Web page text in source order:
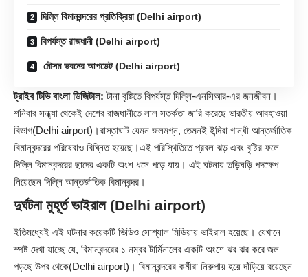
দিল্লি বিমানবন্দরের প্রতিক্রিয়া (Delhi airport)
বিপর্যস্ত রাজধানী (Delhi airport)
মৌসম ভবনের আপডেট (Delhi airport)
ট্রাইব টিভি বাংলা ডিজিটাল:টানা বৃষ্টিতে বিপর্যস্ত দিল্লি-এনসিআর-এর জনজীবন।
শনিবার সন্ধ্যা থেকেই দেশের রাজধানীতে লাল সতর্কতা জারি করেছে ভারতীয় আবহাওয়া
বিভাগ(Delhi airport)।রাস্তাঘাট যেমন জলমগ্ন, তেমনই ইন্দিরা গান্ধী আন্তর্জাতিক
বিমানবন্দরের পরিষেবাও বিঘ্নিত হয়েছে।এই পরিস্থিতিতে প্রবল ঝড় এবং বৃষ্টির ফলে
দিল্লি বিমানবন্দরের ছাদের একটি অংশ ধসে পড়ে যায়। এই ঘটনায় তড়িঘড়ি পদক্ষেপ
নিয়েছেন দিল্লি আন্তর্জাতিক বিমানবন্দর।
দুর্ঘটনা মুহূর্ত ভাইরাল (Delhi airport)
ইতিমধ্যেই এই ঘটনার কয়েকটি ভিডিও সোশ্যাল মিডিয়ায় ভাইরাল হয়েছে। যেখানে
স্পষ্ট দেখা যাচ্ছে যে, বিমানবন্দরের ১ নম্বর টার্মিনালের একটি অংশে ঝর ঝর করে জল
পড়ছে উপর থেকে(Delhi airport)। বিমানবন্দরের কর্মীরা নিরুপায় হয়ে দাঁড়িয়ে রয়েছেন